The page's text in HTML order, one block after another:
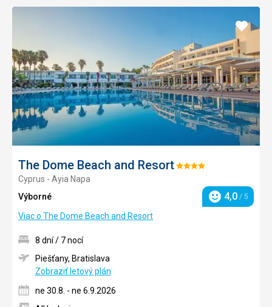
The Dome Beach and ResortHodnotenie:
Cyprus - Ayia Napa
Výborné
Hodnotenie
4,0 / 5
Viac o The Dome Beach and Resort
Pridať
do
8 dní / 7 nocí
Piešťany, Bratislava
Zobraziť letový plán
ne 30.8. - ne 6.9.2026